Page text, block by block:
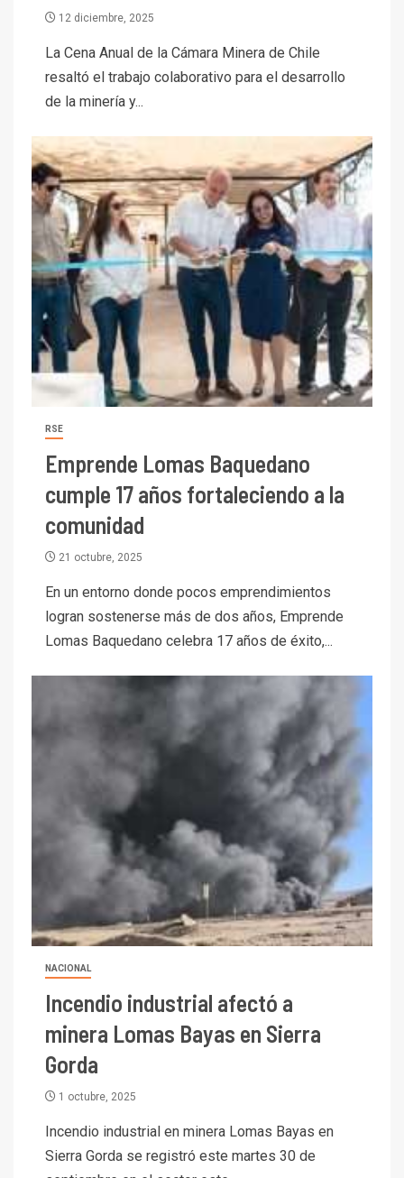
12 diciembre, 2025
La Cena Anual de la Cámara Minera de Chile
resaltó el trabajo colaborativo para el desarrollo
de la minería y...
RSE
Emprende Lomas Baquedano
cumple 17 años fortaleciendo a la
comunidad
21 octubre, 2025
En un entorno donde pocos emprendimientos
logran sostenerse más de dos años, Emprende
Lomas Baquedano celebra 17 años de éxito,...
NACIONAL
Incendio industrial afectó a
minera Lomas Bayas en Sierra
Gorda
1 octubre, 2025
Incendio industrial en minera Lomas Bayas en
Sierra Gorda se registró este martes 30 de